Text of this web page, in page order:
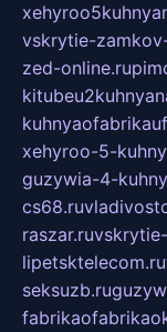
vskrytie-
zed-online.ru
xehyroo-5-
guzywia-4-
cs68.ru
raszar.ru
lipetsktelecom.ru
seksuzb.ru